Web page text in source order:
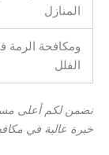
المنازل
ومكافحة الرمة
الفلل
نضمن لكم أعلى
خبرة عالية في